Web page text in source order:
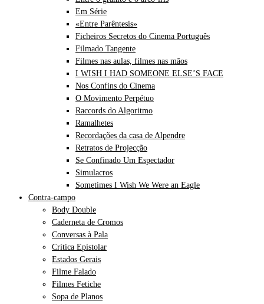
Em Série
«Entre Parêntesis»
Ficheiros Secretos do Cinema Português
Filmado Tangente
Filmes nas aulas, filmes nas mãos
I WISH I HAD SOMEONE ELSE’S FACE
Nos Confins do Cinema
O Movimento Perpétuo
Raccords do Algoritmo
Ramalhetes
Recordações da casa de Alpendre
Retratos de Projecção
Se Confinado Um Espectador
Simulacros
Sometimes I Wish We Were an Eagle
Contra-campo
Body Double
Caderneta de Cromos
Conversas à Pala
Crítica Epistolar
Estados Gerais
Filme Falado
Filmes Fetiche
Sopa de Planos